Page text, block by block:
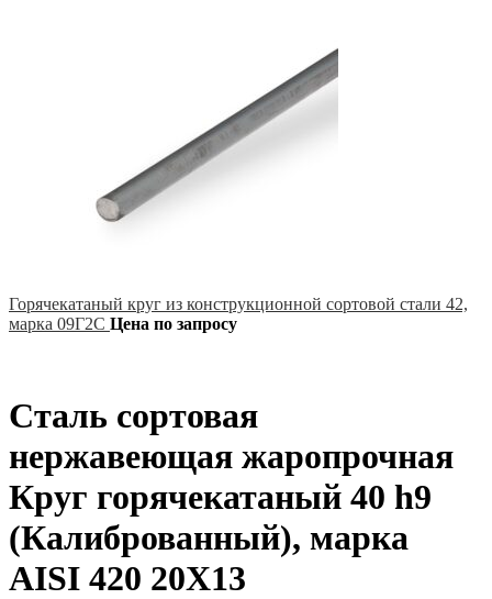
Горячекатаный круг из конструкционной сортовой стали 42,
марка 09Г2С Цена по запросу
Сталь сортовая
нержавеющая жаропрочная
Круг горячекатаный 40 h9
(Калиброванный), марка
AISI 420 20Х13